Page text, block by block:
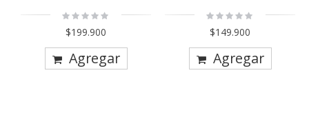
Rating:
$199.900
Agregar
Rating:
$149.900
Agregar